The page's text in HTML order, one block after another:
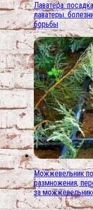
Лаватера:
лаватеры.
борьбы
Можжевельник
размножения,
за